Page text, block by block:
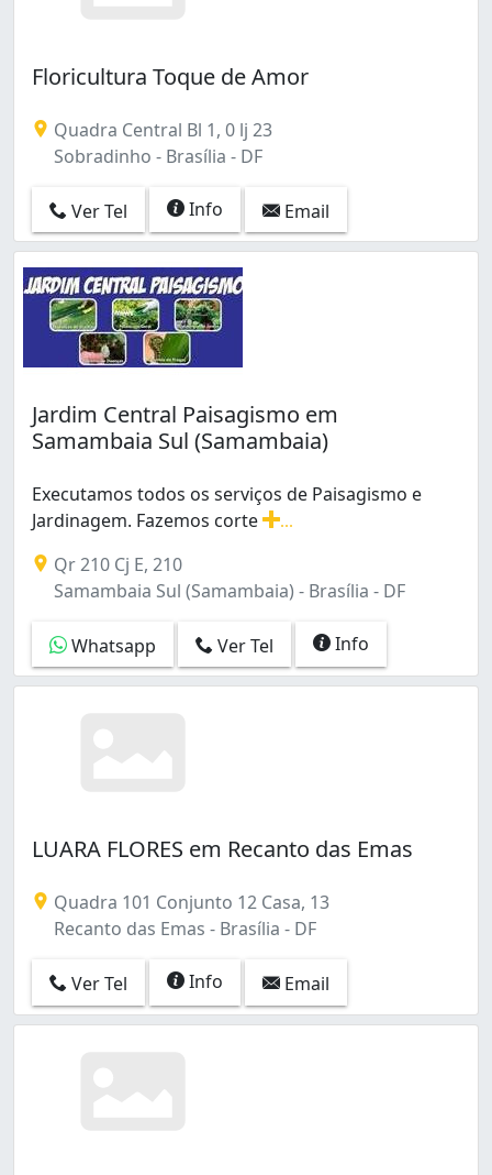
Floricultura Toque de Amor
Quadra Central Bl 1, 0 lj 23
Sobradinho - Brasília - DF
Ver Tel Info Email
Jardim Central Paisagismo em
Samambaia Sul (Samambaia)
Executamos todos os serviços de Paisagismo e
Jardinagem. Fazemos corte
Qr 210 Cj E, 210
Samambaia Sul (Samambaia) - Brasília - DF
Whatsapp Ver Tel Info
LUARA FLORES em Recanto das Emas
Quadra 101 Conjunto 12 Casa, 13
Recanto das Emas - Brasília - DF
Ver Tel Info Email